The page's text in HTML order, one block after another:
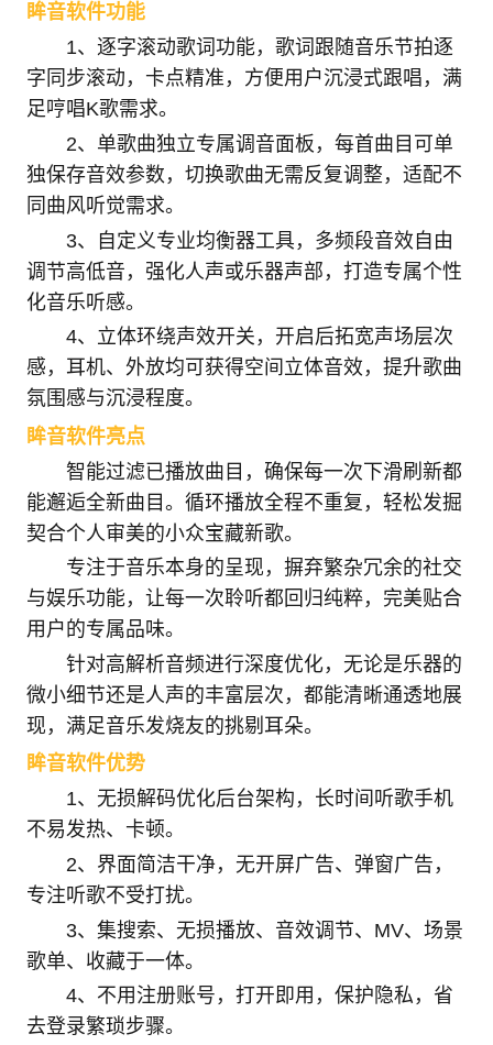
眸音软件功能
1、逐字滚动歌词功能，歌词跟随音乐节拍逐
字同步滚动，卡点精准，方便用户沉浸式跟唱，满
足哼唱K歌需求。
2、单歌曲独立专属调音面板，每首曲目可单
独保存音效参数，切换歌曲无需反复调整，适配不
同曲风听觉需求。
3、自定义专业均衡器工具，多频段音效自由
调节高低音，强化人声或乐器声部，打造专属个性
化音乐听感。
4、立体环绕声效开关，开启后拓宽声场层次
感，耳机、外放均可获得空间立体音效，提升歌曲
氛围感与沉浸程度。
眸音软件亮点
智能过滤已播放曲目，确保每一次下滑刷新都
能邂逅全新曲目。循环播放全程不重复，轻松发掘
契合个人审美的小众宝藏新歌。
专注于音乐本身的呈现，摒弃繁杂冗余的社交
与娱乐功能，让每一次聆听都回归纯粹，完美贴合
用户的专属品味。
针对高解析音频进行深度优化，无论是乐器的
微小细节还是人声的丰富层次，都能清晰通透地展
现，满足音乐发烧友的挑剔耳朵。
眸音软件优势
1、无损解码优化后台架构，长时间听歌手机
不易发热、卡顿。
2、界面简洁干净，无开屏广告、弹窗广告，
专注听歌不受打扰。
3、集搜索、无损播放、音效调节、MV、场景
歌单、收藏于一体。
4、不用注册账号，打开即用，保护隐私，省
去登录繁琐步骤。